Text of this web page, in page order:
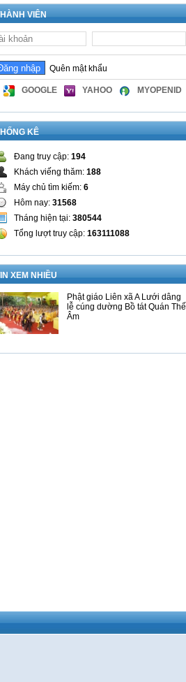
VIÊN
Quên mật khẩu
GOOGLE YAHOO MYOPENID
KÊ
Đang truy cập: 194
Khách viếng thăm: 188
Máy chủ tìm kiếm: 6
Hôm nay: 31568
Tháng hiện tại: 380544
Tổng lượt truy cập: 163111088
XEM NHIỀU
Phật giáo Liên xã A Lưới dâng
lễ cúng dường Bồ tát Quán Thế
Âm